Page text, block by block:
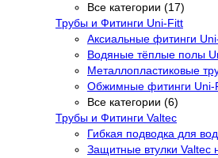
Все категории (17)
Трубы и Фитинги Uni-Fitt
Аксиальные фитинги
Водяные тёплые полы
Металлопластиковые
Обжимные фитинги Uni-
Все категории (6)
Трубы и Фитинги Valtec
Гибкая подводка для
Защитные втулки Valtec